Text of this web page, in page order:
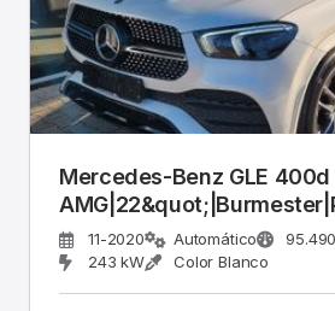
Mercedes-Benz GLE 400d
11-2020 Automático
243 kW
Color Blanco